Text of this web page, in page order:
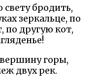
бродить,
зеркальце, по
по другую кот,
горы,
двух рек.